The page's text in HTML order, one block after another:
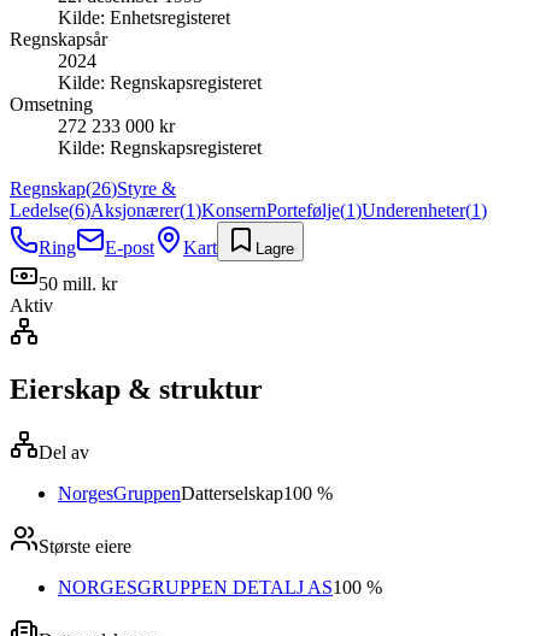
Kilde: Enhetsregisteret
Regnskapsår
2024
Kilde: Regnskapsregisteret
Omsetning
272 233 000 kr
Kilde: Regnskapsregisteret
Regnskap(26)Styre &
Ledelse(6)Aksjonærer(1)KonsernPortefølje(1)Underenheter(1)
Ring
E-post Kart Lagre
50 mill. kr
Aktiv
Eierskap & struktur
Del av
NorgesGruppenDatterselskap100 %
Største eiere
NORGESGRUPPEN DETALJ AS100 %